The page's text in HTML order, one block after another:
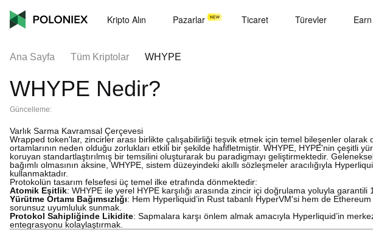
Kripto Alın Pazarlar Ticaret Türevler Earn
Ana Sayfa Tüm Kriptolar WHYPE
WHYPE Nedir?
Güncelleme:
Varlık Sarma Kavramsal Çerçevesi
Wrapped token'lar, zincirler arası birlikte çalışabilirliği teşvik etmek için temel bileşenler olarak
ortamlarının neden olduğu zorlukları etkili bir şekilde hafifletmiştir. WHYPE, HYPE'nin çeşitli
koruyan standartlaştırılmış bir temsilini oluşturarak bu paradigmayı geliştirmektedir.
bağımlı olmasının aksine, WHYPE, sistem düzeyindeki akıllı sözleşmeler aracılığıyla
kullanmaktadır.
Protokolün tasarım felsefesi üç temel ilke etrafında dönmektedir:
Atomik Eşitlik: WHYPE ile yerel HYPE karşılığı arasında zincir içi doğrulama yoluyla garantili
Yürütme Ortamı Bağımsızlığı: Hem Hyperliquid’in Rust tabanlı HyperVM'si hem de
sorunsuz uyumluluk sunmak.
Protokol Sahipliğinde Likidite: Sapmalara karşı önlem almak amacıyla Hyperliquid’in
entegrasyonu kolaylaştırmak.